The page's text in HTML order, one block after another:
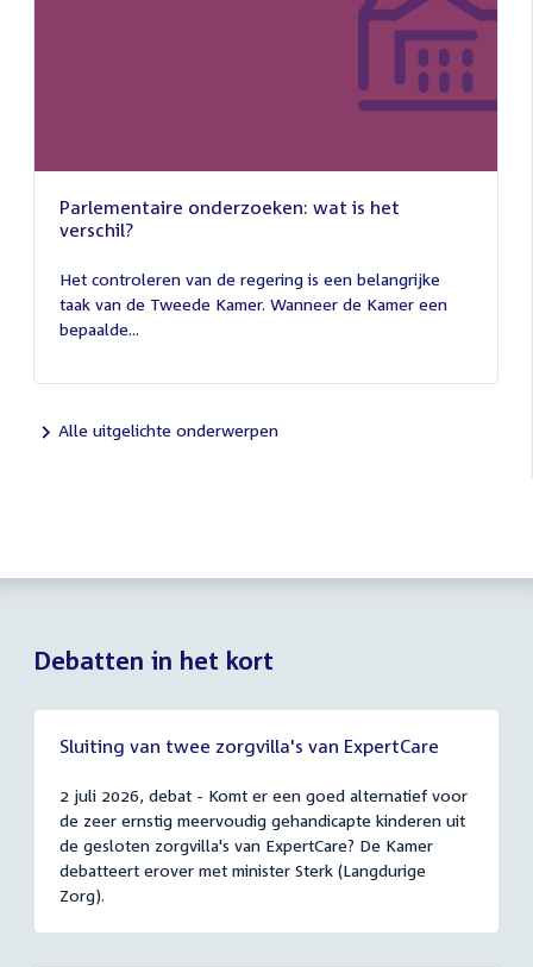
Parlementaire onderzoeken: wat is het
verschil?
juli
2026
Het controleren van de regering is een belangrijke
taak van de Tweede Kamer. Wanneer de Kamer een
bepaalde...
Alle uitgelichte onderwerpen
Debatten in het kort
Sluiting van twee zorgvilla's van ExpertCare
2 juli 2026, debat - Komt er een goed alternatief voor
de zeer ernstig meervoudig gehandicapte kinderen uit
de gesloten zorgvilla's van ExpertCare? De Kamer
debatteert erover met minister Sterk (Langdurige
Zorg).